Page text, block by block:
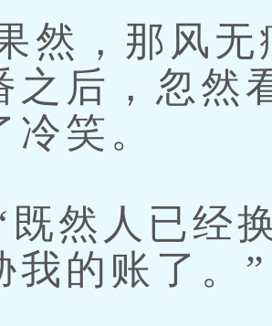
，那风无
之后，忽然
冷笑。
然人已经
我的账了。”